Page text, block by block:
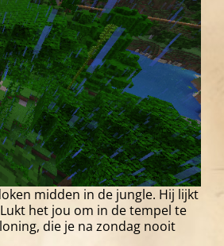
midden in de jungle. Hij lijkt
het jou om in de tempel te
die je na zondag nooit